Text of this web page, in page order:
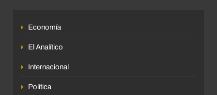
Economía
El Analítico
Internacional
Política